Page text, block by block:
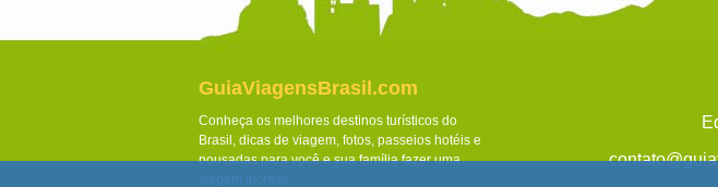
GuiaViagensBrasil.com
Conheça os melhores destinos turísticos do
Brasil, dicas de viagem, fotos, passeios hotéis e
pousadas para você e sua família fazer uma
viagem incrível.